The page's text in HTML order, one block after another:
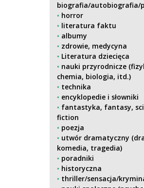
biografia/autobiografia/
horror
literatura faktu
albumy
zdrowie, medycyna
Literatura dziecięca
nauki przyrodnicze
chemia, biologia, itd.)
technika
encyklopedie i słowniki
fantastyka, fantasy,
fiction
poezja
utwór dramatyczny
komedia, tragedia)
poradniki
historyczna
thriller/sensacja/